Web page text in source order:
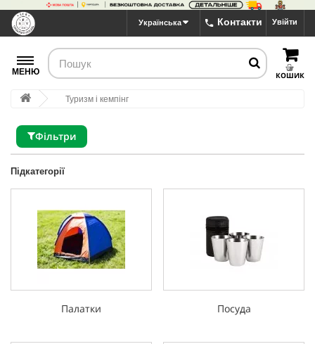
Увійти
Контакти
Українська
КОШИК
МЕНЮ
Туризм і кемпінг
Фільтри
Підкатегорії
Палатки Посуда